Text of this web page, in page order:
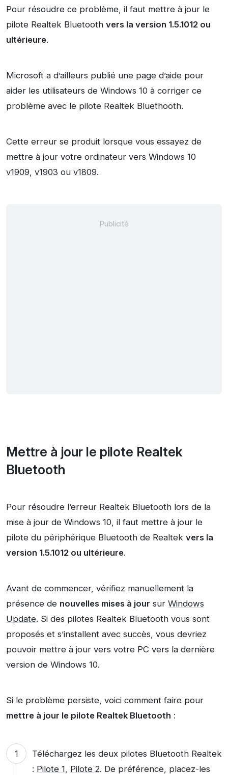
Pour résoudre ce problème, il faut mettre à jour le
pilote Realtek Bluetooth vers la version 1.5.1012 ou
ultérieure.
Microsoft a d’ailleurs publié une page d’aide pour
aider les utilisateurs de Windows 10 à corriger ce
problème avec le pilote Realtek Bluethooth.
Cette erreur se produit lorsque vous essayez de
mettre à jour votre ordinateur vers Windows 10
v1909, v1903 ou v1809.
Mettre à jour le pilote Realtek
Bluetooth
Pour résoudre l’erreur Realtek Bluetooth lors de la
mise à jour de Windows 10, il faut mettre à jour le
pilote du périphérique Bluetooth de Realtek vers la
version 1.5.1012 ou ultérieure.
Avant de commencer, vérifiez manuellement la
présence de nouvelles mises à jour sur Windows
Update. Si des pilotes Realtek Bluetooth vous sont
proposés et s’installent avec succès, vous devriez
pouvoir mettre à jour vers votre PC vers la dernière
version de Windows 10.
Si le problème persiste, voici comment faire pour
mettre à jour le pilote Realtek Bluetooth :
Téléchargez les deux pilotes Bluetooth Realtek
: Pilote 1, Pilote 2. De préférence, placez-les